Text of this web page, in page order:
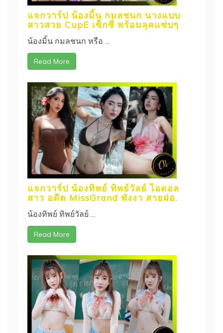
แจกวาร์ป น้องมิ้น กมลชนก นางแบบ
สาวสวย CupE เซ็กซี่ พร้อมลุคแซ่บๆ
น้องมิ้น กมลชนก หรือ ...
Read More
แจกวาร์ป น้องทิพย์ ทิพย์วัลย์ ไอดอล
สาว อดีต MissGrand พังงา สายฝอ.
น้องทิพย์ ทิพย์วัลย์ ...
Read More